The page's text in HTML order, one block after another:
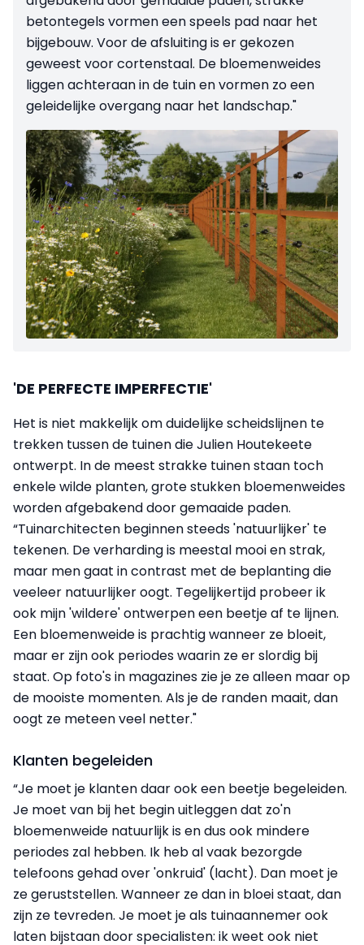
betontegels vormen een speels pad naar het
bijgebouw. Voor de afsluiting is er gekozen
geweest voor cortenstaal. De bloemenweides
liggen achteraan in de tuin en vormen zo een
geleidelijke overgang naar het landschap."
'DE PERFECTE IMPERFECTIE'
Het is niet makkelijk om duidelijke scheidslijnen te
trekken tussen de tuinen die Julien Houtekeete
ontwerpt. In de meest strakke tuinen staan toch
enkele wilde planten, grote stukken bloemenweides
worden afgebakend door gemaaide paden.
“Tuinarchitecten beginnen steeds 'natuurlijker' te
tekenen. De verharding is meestal mooi en strak,
maar men gaat in contrast met de beplanting die
veeleer natuurlijker oogt. Tegelijkertijd probeer ik
ook mijn 'wildere' ontwerpen een beetje af te lijnen.
Een bloemenweide is prachtig wanneer ze bloeit,
maar er zijn ook periodes waarin ze er slordig bij
staat. Op foto's in magazines zie je ze alleen maar op
de mooiste momenten. Als je de randen maait, dan
oogt ze meteen veel netter."
Klanten begeleiden
“Je moet je klanten daar ook een beetje begeleiden.
Je moet van bij het begin uitleggen dat zo'n
bloemenweide natuurlijk is en dus ook mindere
periodes zal hebben. Ik heb al vaak bezorgde
telefoons gehad over 'onkruid' (lacht). Dan moet je
ze geruststellen. Wanneer ze dan in bloei staat, dan
zijn ze tevreden. Je moet je als tuinaannemer ook
laten bijstaan door specialisten: ik weet ook niet